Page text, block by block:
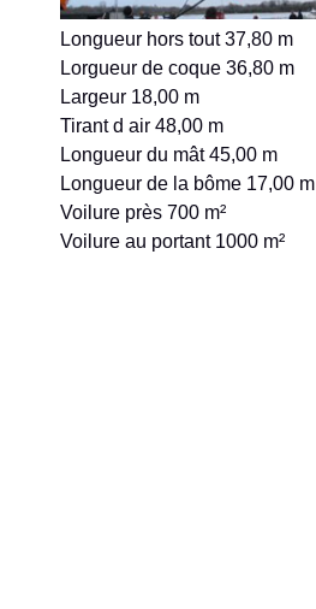
Longueur hors tout 37,80 m
Lorgueur de coque 36,80 m
Largeur 18,00 m
Tirant d air 48,00 m
Longueur du mât 45,00 m
Longueur de la bôme 17,00 m
Voilure près 700 m²
Voilure au portant 1000 m²